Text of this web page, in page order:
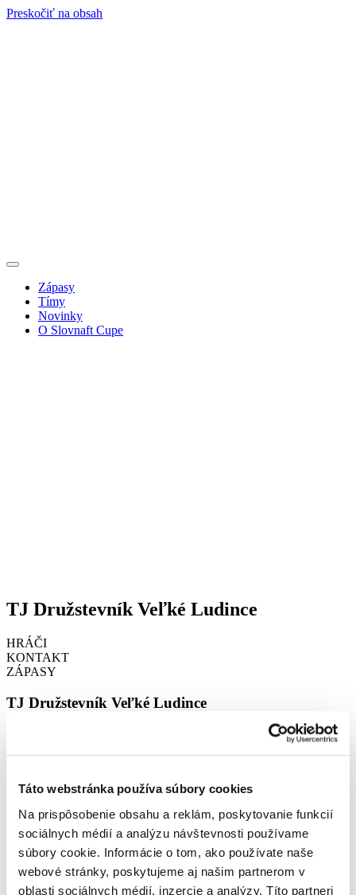
Táto webstránka používa súbory cookies
Na prispôsobenie obsahu a reklám, poskytovanie funkcií
sociálnych médií a analýzu návštevnosti používame
súbory cookie. Informácie o tom, ako používate naše
webové stránky, poskytujeme aj našim partnerom v
oblasti sociálnych médií, inzercie a analýzy. Títo partneri
Preskočiť na obsah
Zápasy
Tímy
Novinky
O Slovnaft Cupe
TJ Družstevník Veľké Ludince
HRÁČI
KONTAKT
ZÁPASY
TJ Družstevník Veľké Ludince